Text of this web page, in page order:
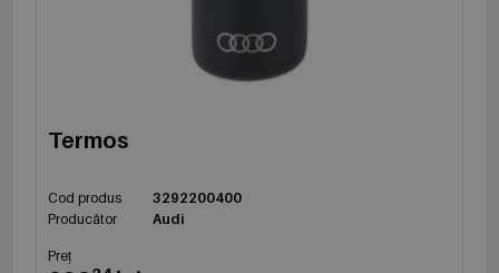
Termos
Cod produs
3292200400
Producător
Audi
Preț